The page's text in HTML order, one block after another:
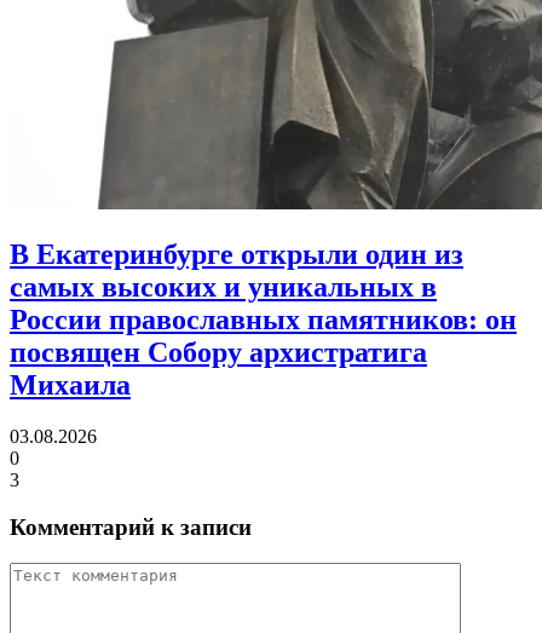
В Екатеринбурге открыли один из
самых высоких и уникальных в
России православных памятников: он
посвящен Собору архистратига
Михаила
03.08.2026
0
3
Комментарий к записи